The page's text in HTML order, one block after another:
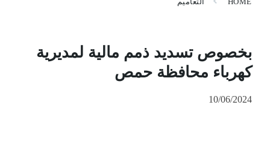
بخصوص تسديد ذمم مالية لمديرية
كهرباء محافظة حمص
10/06/2024